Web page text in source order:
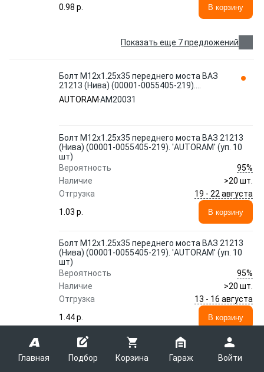
Главная Подбор Корзина Гараж Войти
0.98 p.
В корзину
Показать еще 7 предложений
Болт М12x1.25x35 переднего моста ВАЗ
21213 (Нива) (00001-0055405-219).
'AUTORAM' (уп. 10 шт) AM20031
AUTORAM AM20031
Болт М12x1.25x35 переднего моста ВАЗ 21213
(Нива) (00001-0055405-219). 'AUTORAM' (уп. 10
шт)
Вероятность
95%
Наличие
>20 шт.
Отгрузка
19 - 22 августа
1.03 p.
В корзину
Болт М12x1.25x35 переднего моста ВАЗ 21213
(Нива) (00001-0055405-219). 'AUTORAM' (уп. 10
шт)
Вероятность
95%
Наличие
>20 шт.
Отгрузка
13 - 16 августа
1.44 p.
В корзину
Показать еще 5 предложений